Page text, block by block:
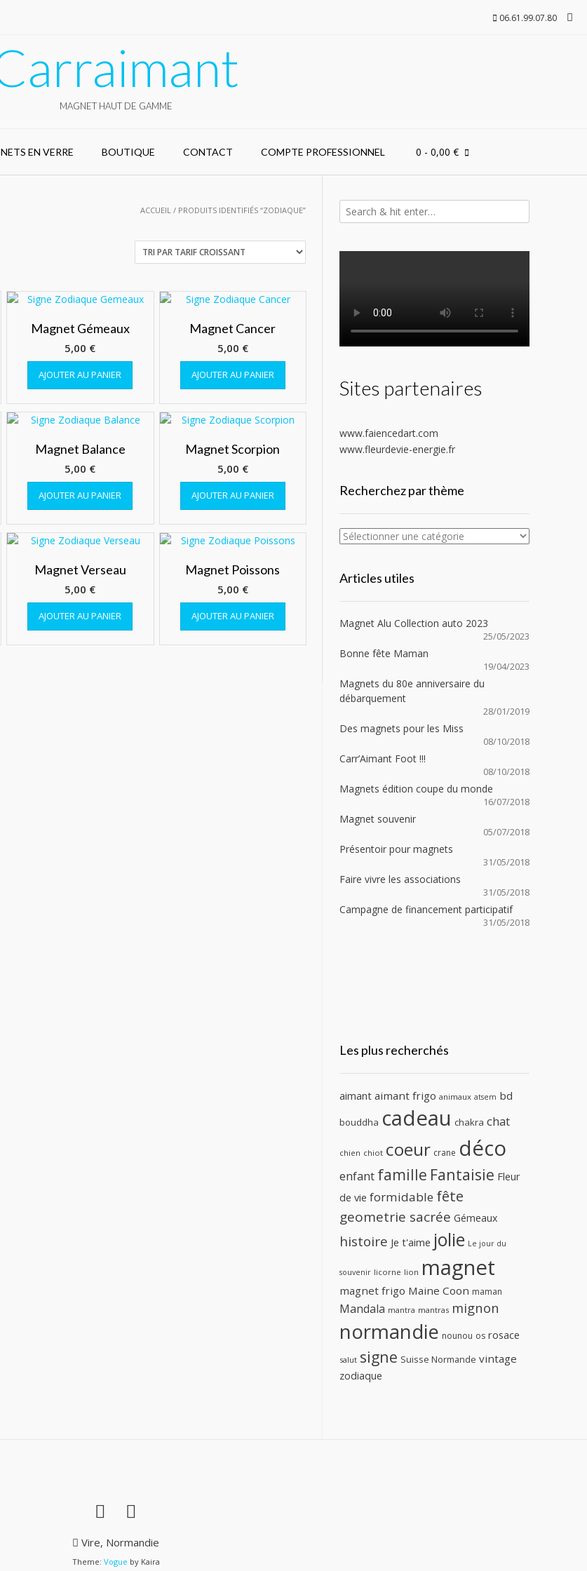
06.61.99.07.80
MAGNET HAUT DE GAMME
EN VERRE BOUTIQUE CONTACT COMPTE PROFESSIONNEL 0 - 0,00 €
ACCUEIL / PRODUITS IDENTIFIÉS “ZODIAQUE”
Magnet Gémeaux
5,00 €
AJOUTER AU PANIER
Magnet Cancer
5,00 €
AJOUTER AU PANIER
Magnet Balance
5,00 €
AJOUTER AU PANIER
Magnet Scorpion
5,00 €
AJOUTER AU PANIER
Magnet Verseau
5,00 €
AJOUTER AU PANIER
Magnet Poissons
5,00 €
AJOUTER AU PANIER
Sites partenaires
www.faiencedart.com
www.fleurdevie-energie.fr
Recherchez par thème
Articles utiles
Magnet Alu Collection auto 2023
25/05/2023
Bonne fête Maman
19/04/2023
Magnets du 80e anniversaire du
débarquement
28/01/2019
Des magnets pour les Miss
08/10/2018
Carr’Aimant Foot !!!
08/10/2018
Magnets édition coupe du monde
16/07/2018
Magnet souvenir
05/07/2018
Présentoir pour magnets
31/05/2018
Faire vivre les associations
31/05/2018
Campagne de financement participatif
31/05/2018
Les plus recherchés
aimant aimant frigo animaux atsem bd
bouddha cadeau chakra chat
chien chiot coeur crane déco
enfant famille Fantaisie Fleur
de vie formidable fête
geometrie sacrée Gémeaux
histoire Je t'aime jolie Le jour du
souvenir licorne lion magnet
magnet frigo Maine Coon maman
Mandala mantra mantras mignon
normandie nounou os rosace
salut signe Suisse Normande vintage
zodiaque
Vire, Normandie
Theme: Vogue by Kaira